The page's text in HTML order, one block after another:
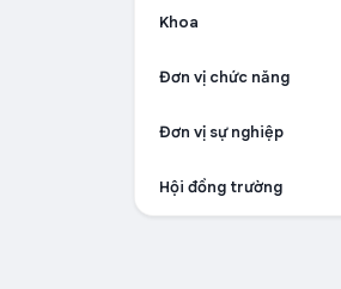
Khoa
Đơn vị chức năng
Đơn vị sự nghiệp
Hội đồng trường